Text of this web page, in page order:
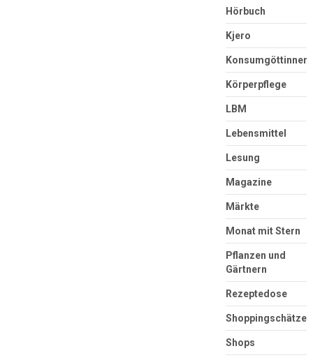
Hörbuch
Kjero
Konsumgöttinnen
Körperpflege
LBM
Lebensmittel
Lesung
Magazine
Märkte
Monat mit Stern
Pflanzen und
Gärtnern
Rezeptedose
Shoppingschätze
Shops